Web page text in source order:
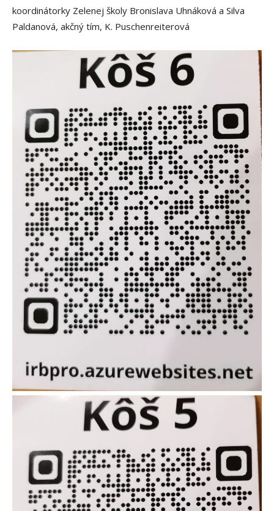
koordinátorky Zelenej školy Bronislava Uhnáková a Silva
Paldanová, akčný tím, K. Puschenreiterová